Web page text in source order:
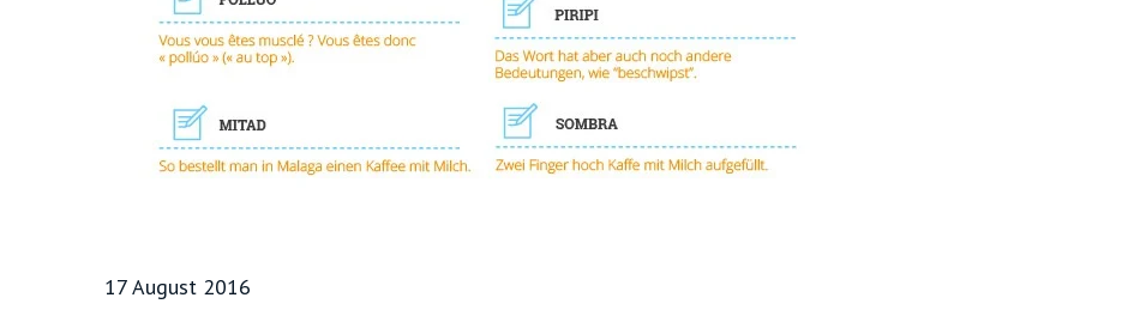
17 August 2016